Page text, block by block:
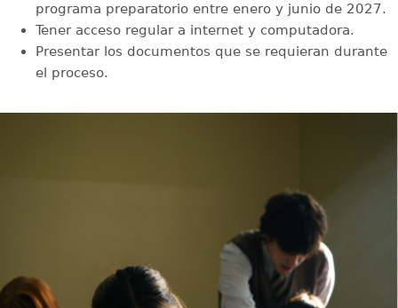
programa preparatorio entre enero y junio de 2027.
Tener acceso regular a internet y computadora.
Presentar los documentos que se requieran durante
el proceso.